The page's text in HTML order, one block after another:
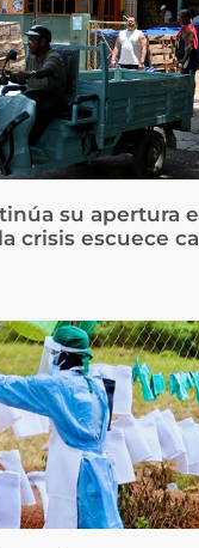
su apertura
crisis escuece